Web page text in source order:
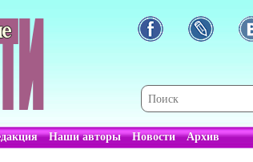
Наши авторы Новости Архив